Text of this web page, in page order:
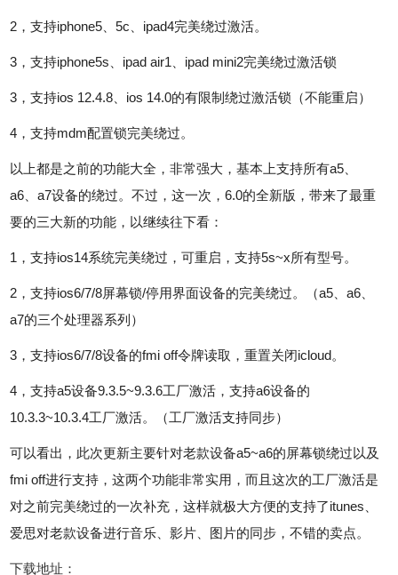
2，支持iphone5、5c、ipad4完美绕过激活。
3，支持iphone5s、ipad air1、ipad mini2完美绕过激活锁
3，支持ios 12.4.8、ios 14.0的有限制绕过激活锁（不能重启）
4，支持mdm配置锁完美绕过。
以上都是之前的功能大全，非常强大，基本上支持所有a5、
a6、a7设备的绕过。不过，这一次，6.0的全新版，带来了最重
要的三大新的功能，以继续往下看：
1，支持ios14系统完美绕过，可重启，支持5s~x所有型号。
2，支持ios6/7/8屏幕锁/停用界面设备的完美绕过。（a5、a6、
a7的三个处理器系列）
3，支持ios6/7/8设备的fmi off令牌读取，重置关闭icloud。
4，支持a5设备9.3.5~9.3.6工厂激活，支持a6设备的
10.3.3~10.3.4工厂激活。（工厂激活支持同步）
可以看出，此次更新主要针对老款设备a5~a6的屏幕锁绕过以及
fmi off进行支持，这两个功能非常实用，而且这次的工厂激活是
对之前完美绕过的一次补充，这样就极大方便的支持了itunes、
爱思对老款设备进行音乐、影片、图片的同步，不错的卖点。
下载地址：